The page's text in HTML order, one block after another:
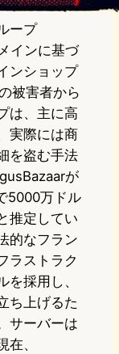
ープ
インに基づ
ンショップ
被害者から
は、主に高
実際には商
を盗む手法
が
5000万ドル
推定してい
的なフラン
ラストラク
採用し、
ち上げるた
サーバーは
、